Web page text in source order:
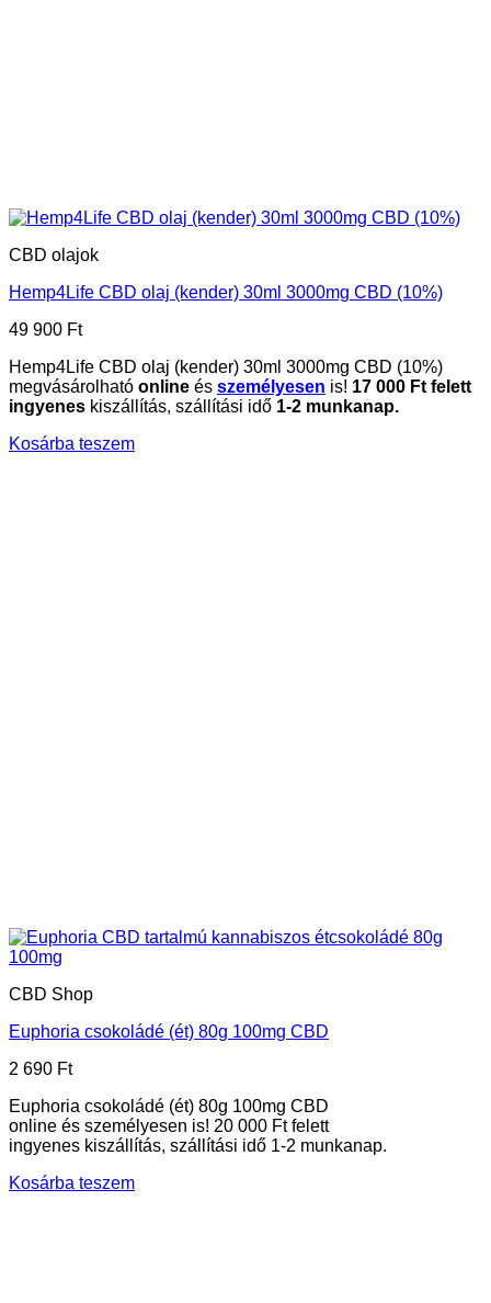
CBD olajok
Hemp4Life CBD olaj (kender) 30ml 3000mg CBD (10%)
49 900 Ft
Hemp4Life CBD olaj (kender) 30ml 3000mg CBD (10%)
megvásárolható online és személyesen is! 17 000 Ft felett
ingyenes kiszállítás, szállítási idő 1-2 munkanap.
Kosárba teszem
CBD Shop
Euphoria csokoládé (ét) 80g 100mg CBD
2 690 Ft
Euphoria csokoládé (ét) 80g 100mg CBD
online és személyesen is! 20 000 Ft felett
ingyenes kiszállítás, szállítási idő 1-2 munkanap.
Kosárba teszem